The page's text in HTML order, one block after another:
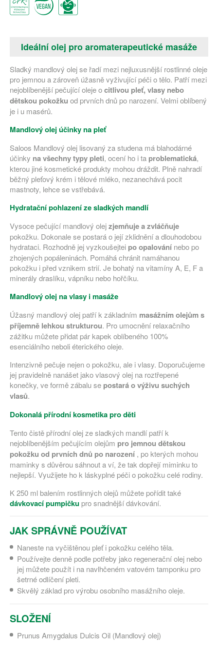
Ideální olej pro aromaterapeutické masáže
Sladký mandlový olej se řadí mezi nejluxusnější rostlinné oleje
pro jemnou a zároveň úžasně vyživující péči o tělo. Patří mezi
nejoblíbenější pečující oleje ocitlivou pleť, vlasy nebo
dětskou pokožku od prvních dnů po narození. Velmi oblíbený
je i u masérů.
Mandlový olej účinky na pleť
Saloos Mandlový olej lisovaný za studena má blahodárné
účinky na všechny typy pleti, ocení ho i ta problematická,
kterou jiné kosmetické produkty mohou dráždit. Plně nahradí
běžný pleťový krém i tělové mléko, nezanechává pocit
mastnoty, lehce se vstřebává.
Hydratační pohlazení ze sladkých mandlí
Vysoce pečující mandlový olejzjemňuje a zvláčňuje
pokožku. Dokonale se postará o její zklidnění a dlouhodobou
hydrataci. Rozhodně jej vyzkoušejtei po opalování nebo po
zhojených popáleninách. Pomáhá chránit namáhanou
pokožku i před vznikem strií. Je bohatý na vitamíny A, E, F a
minerály draslíku, vápníku nebo hořčíku.
Mandlový olej na vlasy i masáže
Úžasný mandlový olej patří k základním masážním olejům s
příjemně lehkou strukturou. Pro umocnění relaxačního
zážitku můžete přidat pár kapek oblíbeného 100%
esenciálního neboli éterického oleje.
Intenzivně pečuje nejen o pokožku, ale i vlasy. Doporučujeme
jej pravidelně nanášet jako vlasový olej na roztřepené
konečky, ve formě zábalu se postará o výživu suchých
vlasů.
Dokonalá přírodní kosmetika pro děti
Tento čistě přírodní olej ze sladkých mandlí patří k
nejoblíbenějším pečujícím olejům pro jemnou dětskou
pokožku od prvních dnů po narození , po kterých mohou
maminky s důvěrou sáhnout a ví, že tak dopřejí miminku to
nejlepší. Využijete ho k láskyplné péči o pokožku celé rodiny.
K 250 ml balením rostlinných olejů můžete pořídit také
dávkovací pumpičku pro snadnější dávkování.
JAK SPRÁVNĚ POUŽÍVAT
Naneste na vyčištěnou pleť i pokožku celého těla.
Používejte denně podle potřeby jako regenerační olej nebo
jej můžete použít i na navlhčeném vatovém tamponku pro
šetrné odlíčení pleti.
Skvělý základ pro výrobu osobního masážního oleje.
SLOŽENÍ
Prunus Amygdalus Dulcis Oil (Mandlový olej)